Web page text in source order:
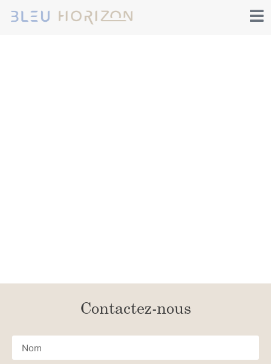
Contactez-nous